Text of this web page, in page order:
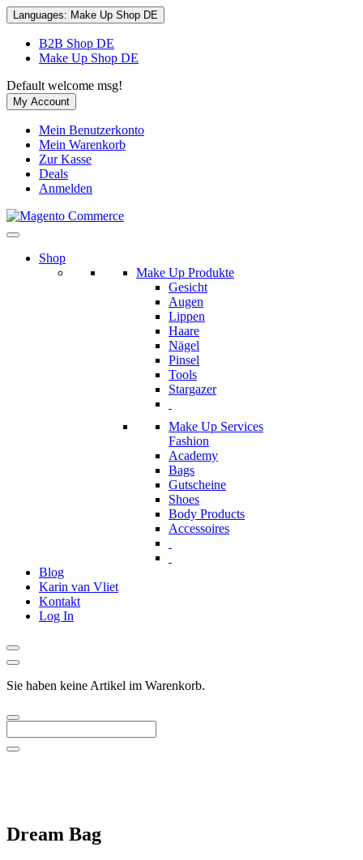
Languages: Make Up Shop DE
B2B Shop DE
Make Up Shop DE
Default welcome msg!
My Account
Mein Benutzerkonto
Mein Warenkorb
Zur Kasse
Deals
Anmelden
Shop
Make Up Produkte
Gesicht
Augen
Lippen
Haare
Nägel
Pinsel
Tools
Stargazer
Make Up Services
Fashion
Academy
Bags
Gutscheine
Shoes
Body Products
Accessoires
Blog
Karin van Vliet
Kontakt
Log In
Sie haben keine Artikel im Warenkorb.
Dream Bag